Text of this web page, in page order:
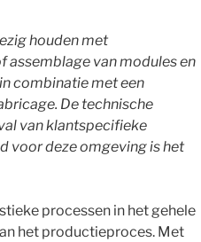
houden met
van modules en
combinatie met een
De technische
van klantspecifieke
voor deze omgeving is het
processen in het gehele
het productieproces. Met